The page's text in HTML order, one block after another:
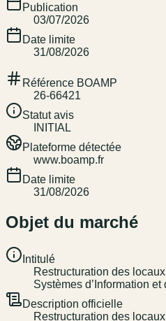
Publication
03/07/2026
Date limite
31/08/2026
Référence BOAMP
26-66421
Statut avis
INITIAL
Plateforme détectée
www.boamp.fr
Date limite
31/08/2026
Objet du marché
Intitulé
Restructuration des
Systèmes d’Information
Description officielle
Restructuration des